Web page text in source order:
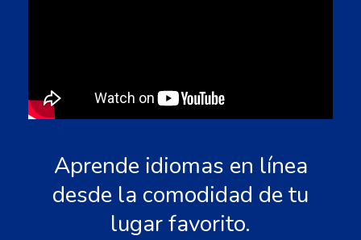
Aprende idiomas en línea
desde la comodidad de tu
lugar favorito.